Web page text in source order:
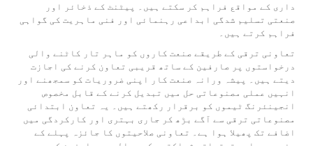
داری کے مواقع فراہم کر سکتے ہیں۔ پیٹنٹ کے ذخائر اور
صنعتی تسلیم شدگی ابداعی رہنمائی اور فنی ماہریت کی گواہی
فراہم کرتے ہیں۔
تعاونی ترقی کے طریقے صنعت کاروں کو ماہر تار کاٹنے والی
درخواستوں پر صارفین کے ساتھ قریبی تعاون کرنے کی اجازت
دیتے ہیں۔ پیشہ ورانہ صنعت کار اپنی ضروریات کو سمجھنے اور
انہیں عملی مصنوعاتی حل میں تبدیل کرنے کے قابل مخصوص
انجینئرنگ ٹیموں کو برقرار رکھتے ہیں۔ یہ تعاون ابتدائی
مصنوعاتی ترقی سے آگے بڑھ کر جاری بہتری اور کارکردگی میں
اضافے تک پھیلا ہوا ہے۔ تعاونی صلاحیتوں کا جائزہ پہلے کے